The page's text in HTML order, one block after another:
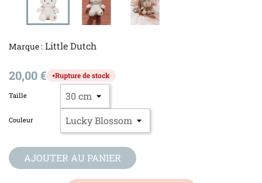
Marque : Little Dutch
20,00 € ●Rupture de stock
Taille
Couleur
AJOUTER AU PANIER